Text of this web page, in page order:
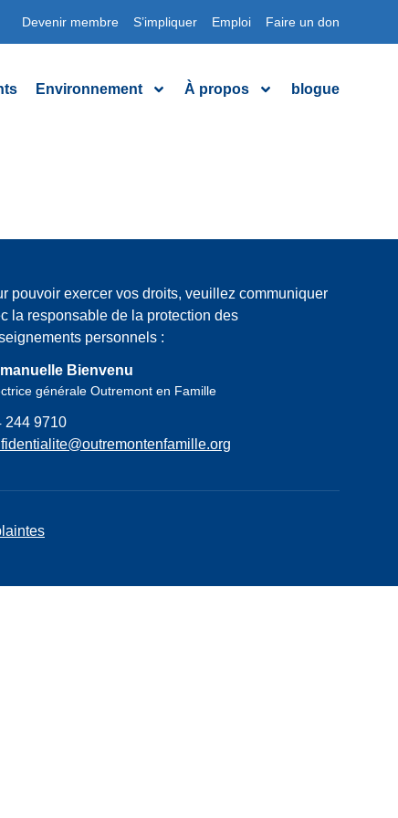
Devenir membre S’impliquer Emploi Faire un don
Environnement À propos blogue
pouvoir exercer vos droits, veuillez communiquer
la responsable de la protection des
personnels :
Bienvenu
générale Outremont en Famille
244 9710